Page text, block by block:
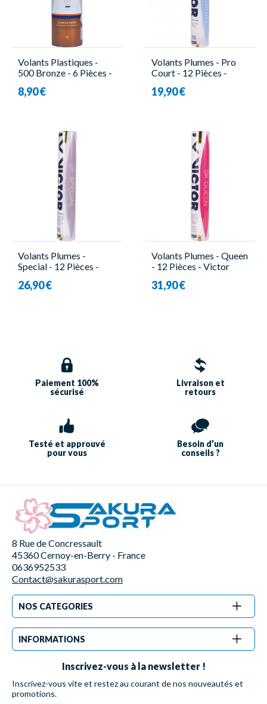
Volants Plastiques -
500 Bronze - 6 Pièces -
8,90 €
Volants Plumes - Pro
Court - 12 Pièces -
19,90 €
Volants Plumes -
Special - 12 Pièces -
26,90 €
Volants Plumes - Queen
- 12 Pièces - Victor
31,90 €
Paiement 100%
sécurisé
Livraison et
retours
Testé et approuvé
pour vous
Besoin d’un
conseils ?
8 Rue de Concressault
45360 Cernoy-en-Berry - France
0636952533
Contact@sakurasport.com
NOS CATEGORIES
INFORMATIONS
Inscrivez-vous à la newsletter !
Inscrivez-vous vite et restez au courant de nos nouveautés et
promotions.